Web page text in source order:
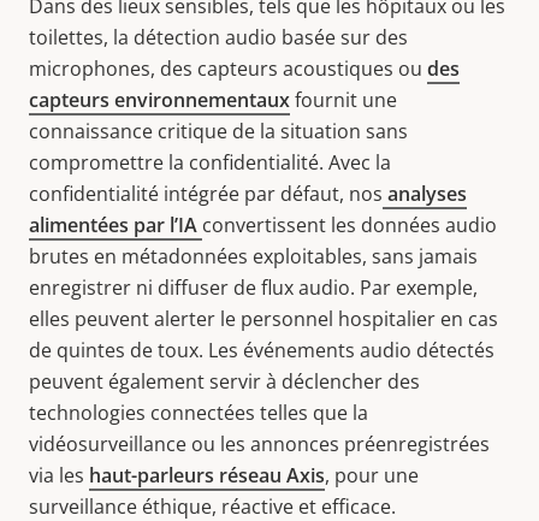
Dans des lieux sensibles, tels que les hôpitaux ou les
toilettes, la détection audio basée sur des
microphones, des capteurs acoustiques ou des
capteurs environnementauxfournit une
connaissance critique de la situation sans
compromettre la confidentialité. Avec la
confidentialité intégrée par défaut, nos analyses
alimentées par l’IA convertissent les données audio
brutes en métadonnées exploitables, sans jamais
enregistrer ni diffuser de flux audio. Par exemple,
elles peuvent alerter le personnel hospitalier en cas
de quintes de toux. Les événements audio détectés
peuvent également servir à déclencher des
technologies connectées telles que la
vidéosurveillance ou les annonces préenregistrées
via les haut-parleurs réseau Axis, pour une
surveillance éthique, réactive et efficace.